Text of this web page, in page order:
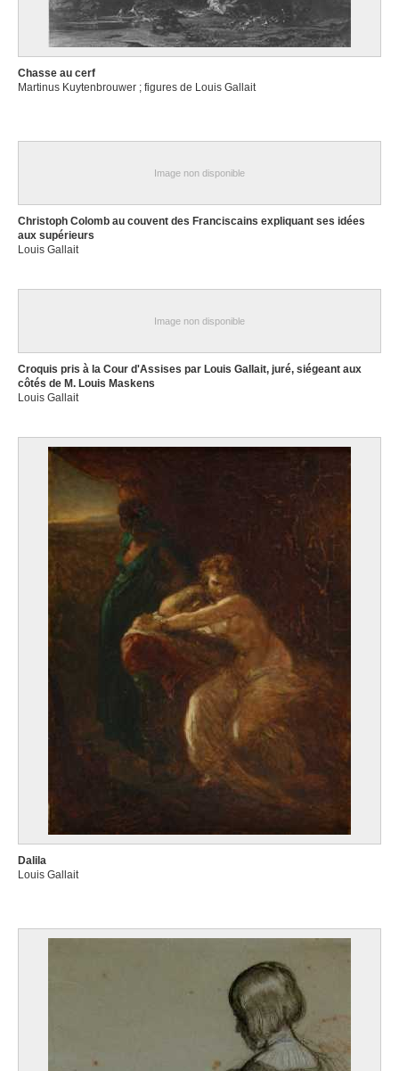
Chasse au cerf
Martinus Kuytenbrouwer ; figures de Louis Gallait
Image non disponible
Christoph Colomb au couvent des Franciscains expliquant ses idées
aux supérieurs
Louis Gallait
Image non disponible
Croquis pris à la Cour d'Assises par Louis Gallait, juré, siégeant aux
côtés de M. Louis Maskens
Louis Gallait
Dalila
Louis Gallait